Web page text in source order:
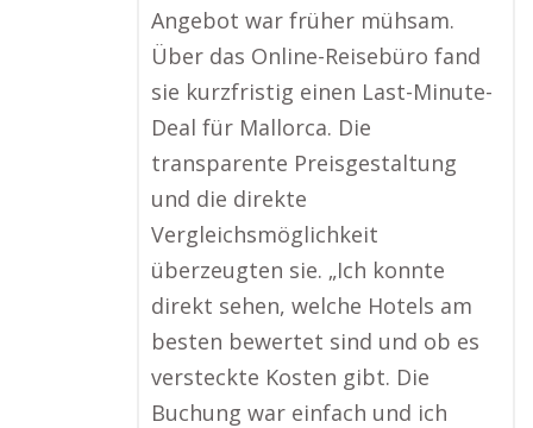
Angebot war früher mühsam.
Über das Online-Reisebüro fand
sie kurzfristig einen Last-Minute-
Deal für Mallorca. Die
transparente Preisgestaltung
und die direkte
Vergleichsmöglichkeit
überzeugten sie. „Ich konnte
direkt sehen, welche Hotels am
besten bewertet sind und ob es
versteckte Kosten gibt. Die
Buchung war einfach und ich